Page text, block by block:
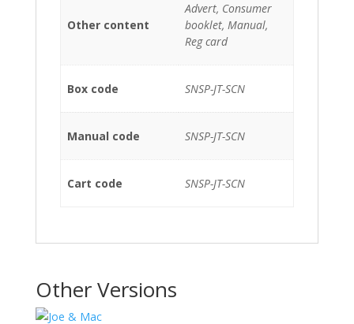
Other content
Advert, Consumer
booklet, Manual,
Reg card
Box code SNSP-JT-SCN
Manual code SNSP-JT-SCN
Cart code SNSP-JT-SCN
Other Versions